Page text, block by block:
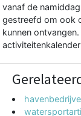
vanaf de
gestreefd om ook
kunnen